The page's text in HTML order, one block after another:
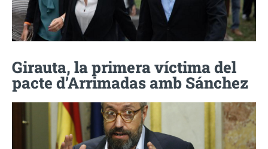
Girauta, la primera víctima del
pacte d’Arrimadas amb Sánchez